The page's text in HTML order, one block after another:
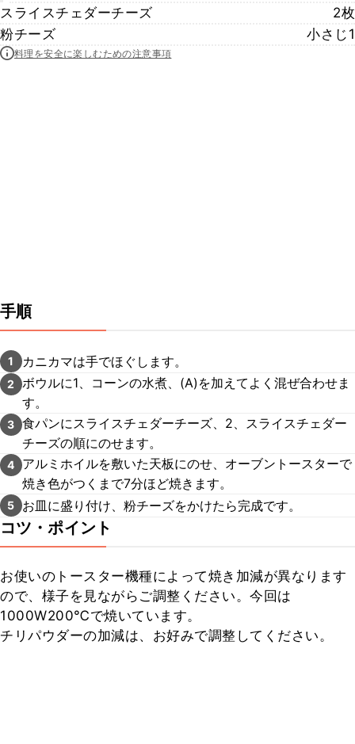
スライスチェダーチーズ
2枚
粉チーズ
小さじ1
料理を安全に楽しむための注意事項
手順
1 カニカマは手でほぐします。
2
ボウルに1、コーンの水煮、(A)を加えてよく混ぜ合わせま
す。
3 食パンにスライスチェダーチーズ、2、スライスチェダー
チーズの順にのせます。
4
アルミホイルを敷いた天板にのせ、オーブントースターで
焼き色がつくまで7分ほど焼きます。
5 お皿に盛り付け、粉チーズをかけたら完成です。
コツ・ポイント
お使いのトースター機種によって焼き加減が異なります
ので、様子を見ながらご調整ください。今回は
1000W200℃で焼いています。
チリパウダーの加減は、お好みで調整してください。